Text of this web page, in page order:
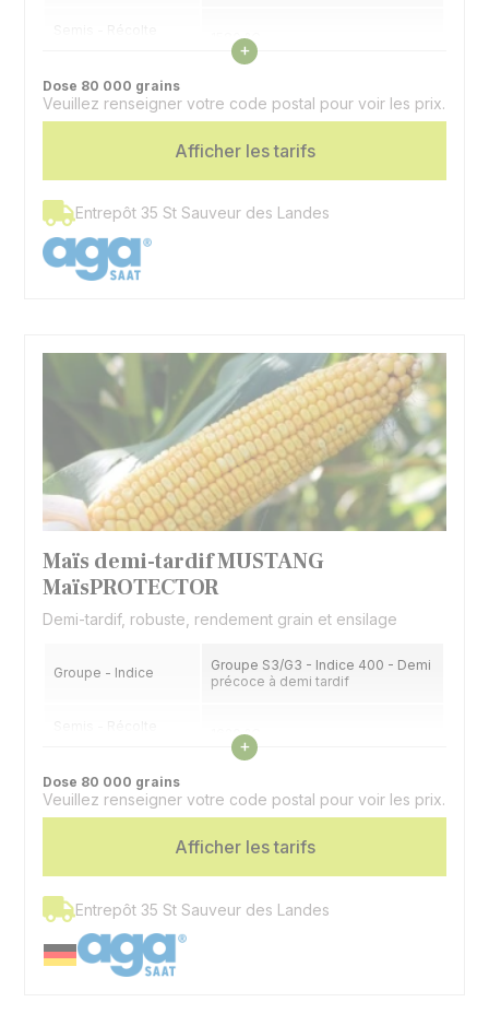
1580 °C
Semis - Récolte
grain (32% H2O)
1810 °C
Hybride simple
Utilisation
Voir les caractéristiques
+
Dose 80 000 grains
Veuillez renseigner votre code postal pour voir les prix.
Afficher les tarifs
Entrepôt 35 St Sauveur des Landes
Maïs demi-tardif MUSTANG
MaïsPROTECTOR
Demi-tardif, robuste, rendement grain et ensilage
Groupe - Indice
Groupe S3/G3 - Indice 400 - Demi
précoce à demi tardif
1620 °C
Semis - Récolte
grain (32% H2O)
1870 °C
Denté
Utilisation
Voir les caractéristiques
+
Dose 80 000 grains
Veuillez renseigner votre code postal pour voir les prix.
Afficher les tarifs
Entrepôt 35 St Sauveur des Landes